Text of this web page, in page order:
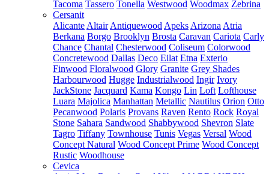
Tacoma Tassero Tonella Westwood Woodmax Zebrina
Cersanit
Alicante Altair Antiquewood Apeks Arizona Atria
Berkana Borgo Brooklyn Brosta Caravan Cariota Carly
Chance Chantal Chesterwood Coliseum Colorwood
Concretewood Dallas Deco Eilat Etna Exterio
Finwood Floralwood Glory Granite Grey Shades
Harbourwood Hugge Industrialwood Ingir Ivory
JackStone Jacquard Kama Kongo Lin Loft Lofthouse
Luara Majolica Manhattan Metallic Nautilus Orion Otto
Pecanwood Polaris Provans Raven Rento Rock Royal
Stone Sahara Sandwood Shabbywood Shevron Slate
Tagro Tiffany Townhouse Tunis Vegas Versal Wood
Concept Natural Wood Concept Prime Wood Concept
Rustic Woodhouse
Cevica